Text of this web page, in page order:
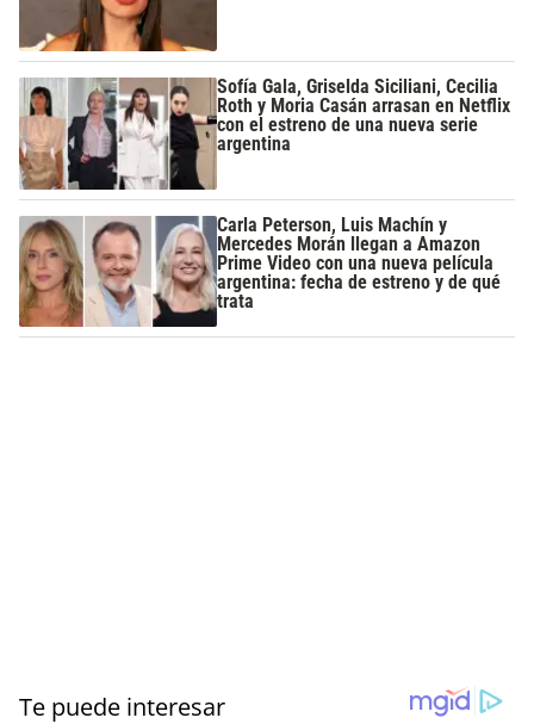
Sofía Gala, Griselda Siciliani, Cecilia
Roth y Moria Casán arrasan en Netflix
con el estreno de una nueva serie
argentina
Carla Peterson, Luis Machín y
Mercedes Morán llegan a Amazon
Prime Video con una nueva película
argentina: fecha de estreno y de qué
trata